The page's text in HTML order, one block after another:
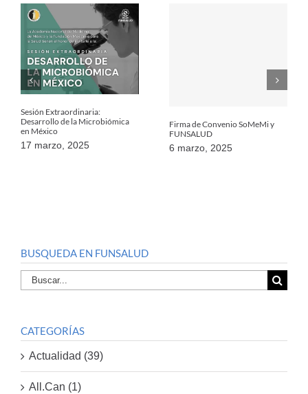
Sesión Extraordinaria:
Desarrollo de la Microbiómica
en México
17 marzo, 2025
Firma de Convenio SoMeMi y
FUNSALUD
6 marzo, 2025
BUSQUEDA EN FUNSALUD
Buscar
por:
CATEGORÍAS
Actualidad (39)
All.Can (1)